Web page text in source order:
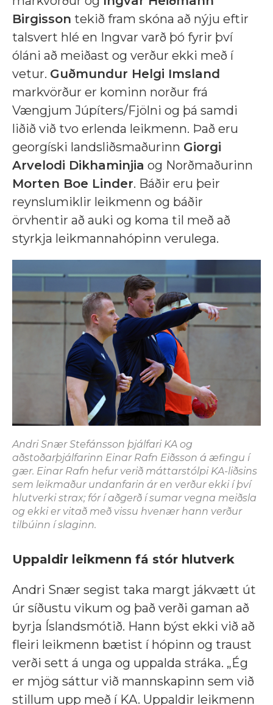
Birgisson tekið fram skóna að nýju eftir
talsvert hlé en Ingvar varð þó fyrir því
óláni að meiðast og verður ekki með í
vetur. Guðmundur Helgi Imsland
markvörður er kominn norður frá
Vængjum Júpíters/Fjölni og þá samdi
liðið við tvo erlenda leikmenn. Það eru
georgíski landsliðsmaðurinn Giorgi
Arvelodi Dikhaminjia og Norðmaðurinn
Morten Boe Linder. Báðir eru þeir
reynslumiklir leikmenn og báðir
örvhentir að auki og koma til með að
styrkja leikmannahópinn verulega.
Andri Snær Stefánsson þjálfari KA og
aðstoðarþjálfarinn Einar Rafn Eiðsson á æfingu í
gær. Einar Rafn hefur verið máttarstólpi KA-liðsins
sem leikmaður undanfarin ár en verður ekki í því
hlutverki strax; fór í aðgerð í sumar vegna meiðsla
og ekki er vitað með vissu hvenær hann verður
tilbúinn í slaginn.
Uppaldir leikmenn fá stór hlutverk
Andri Snær segist taka margt jákvætt út
úr síðustu vikum og það verði gaman að
byrja Íslandsmótið. Hann býst ekki við að
fleiri leikmenn bætist í hópinn og traust
verði sett á unga og uppalda stráka. „Ég
er mjög sáttur við mannskapinn sem við
stillum upp með í KA. Uppaldir leikmenn